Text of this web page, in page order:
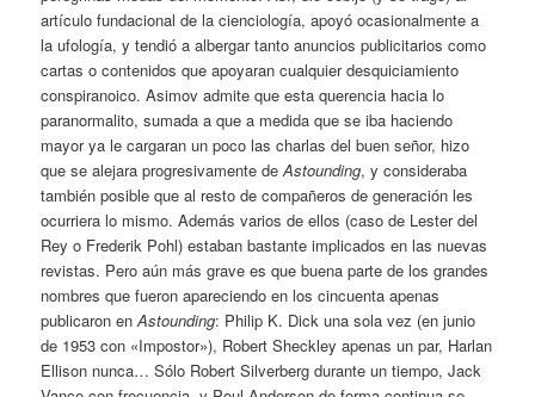
artículo fundacional de la cienciología, apoyó ocasionalmente a
la ufología, y tendió a albergar tanto anuncios publicitarios como
cartas o contenidos que apoyaran cualquier desquiciamiento
conspiranoico. Asimov admite que esta querencia hacia lo
paranormalito, sumada a que a medida que se iba haciendo
mayor ya le cargaran un poco las charlas del buen señor, hizo
que se alejara progresivamente deAstounding, y consideraba
también posible que al resto de compañeros de generación les
ocurriera lo mismo. Además varios de ellos (caso de Lester del
Rey o Frederik Pohl) estaban bastante implicados en las nuevas
revistas. Pero aún más grave es que buena parte de los grandes
nombres que fueron apareciendo en los cincuenta apenas
publicaron enAstounding: Philip K. Dick una sola vez (en junio
de 1953 con «Impostor»), Robert Sheckley apenas un par, Harlan
Ellison nunca… Sólo Robert Silverberg durante un tiempo, Jack